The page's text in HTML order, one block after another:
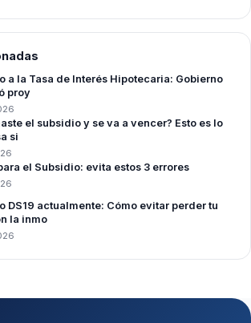
a la Tasa de Interés Hipotecaria: Gobierno
proy
el subsidio y se va a vencer? Esto es lo
si
el Subsidio: evita estos 3 errores
DS19 actualmente: Cómo evitar perder tu
la inmo